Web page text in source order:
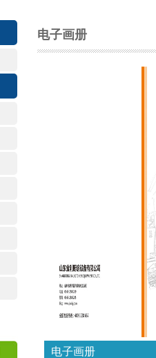
电子画册
电子画册